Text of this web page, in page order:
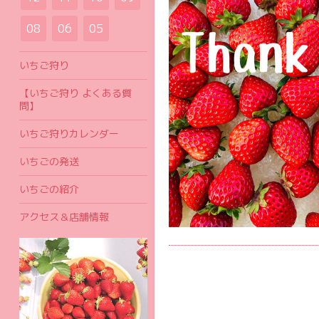
08
06 05
いちご狩り
【いちご狩り よくある質
問】
いちご狩りカレンダー
いちごの発送
いちごの紹介
アクセス＆店舗情報